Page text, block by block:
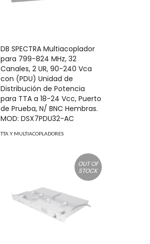
DB SPECTRA Multiacoplador
para 799-824 MHz, 32
Canales, 2 UR, 90-240 Vca
con (PDU) Unidad de
Distribución de Potencia
para TTA a 18-24 Vcc, Puerto
de Prueba, N/ BNC Hembras.
MOD: DSX7PDU32-AC
TTA Y MULTIACOPLADORES
OUT OF
STOCK